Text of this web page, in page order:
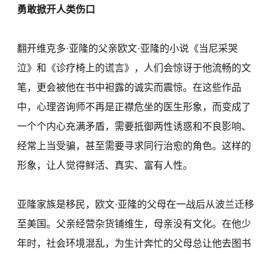
勇敢掀开人类伤口
翻开维克多·亚隆的父亲欧文·亚隆的小说《当尼采哭
泣》和《诊疗椅上的谎言》，人们会惊讶于他流畅的文
笔，更会被他在书中袒露的诚实而震惊。在这些作品
中，心理咨询师不再是正襟危坐的医生形象，而变成了
一个个内心充满矛盾，需要抵御两性诱惑和不良影响、
经常上当受骗，甚至需要寻求同行治愈的角色。这样的
形象，让人觉得鲜活、真实、富有人性。
亚隆家族是移民，欧文·亚隆的父母在一战后从波兰迁移
至美国。父亲经营杂货铺维生，母亲没有文化。在他少
年时，社会环境混乱，为生计奔忙的父母总让他去图书